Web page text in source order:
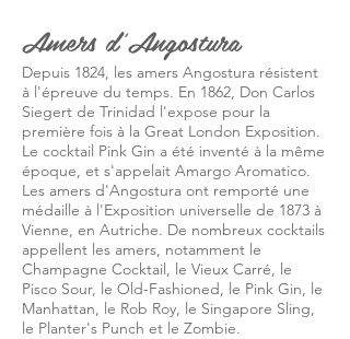
Amers d'Angostura
Depuis 1824, les amers Angostura résistent
à l'épreuve du temps. En 1862, Don Carlos
Siegert de Trinidad l'expose pour la
première fois à la Great London Exposition.
Le cocktail Pink Gin a été inventé à la même
époque, et s'appelait Amargo Aromatico.
Les amers d'Angostura ont remporté une
médaille à l'Exposition universelle de 1873 à
Vienne, en Autriche. De nombreux cocktails
appellent les amers, notamment le
Champagne Cocktail, le Vieux Carré, le
Pisco Sour, le Old-Fashioned, le Pink Gin, le
Manhattan, le Rob Roy, le Singapore Sling,
le Planter's Punch et le Zombie.